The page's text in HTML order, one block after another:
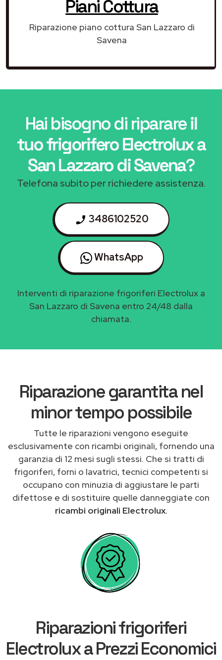
Piani Cottura
Riparazione piano cottura San Lazzaro di
Savena
Hai bisogno di riparareil
tuo frigorifero Electrolux a
San Lazzaro di Savena?
Telefona subito per richiedere assistenza.
3486102520
WhatsApp
Interventi di riparazione frigoriferi Electrolux a
San Lazzaro di Savena entro 24/48 dalla
chiamata.
Riparazione garantita nel
minor tempo possibile
Tutte le riparazioni vengono eseguite
esclusivamente con ricambi originali, fornendo una
garanzia di 12 mesi sugli stessi. Che si tratti di
frigoriferi, forni o lavatrici, tecnici competenti si
occupano con minuzia di aggiustare le parti
difettose e di sostituire quelle danneggiate con
ricambi originali Electrolux.
Riparazioni frigoriferi
Electrolux a Prezzi Economici